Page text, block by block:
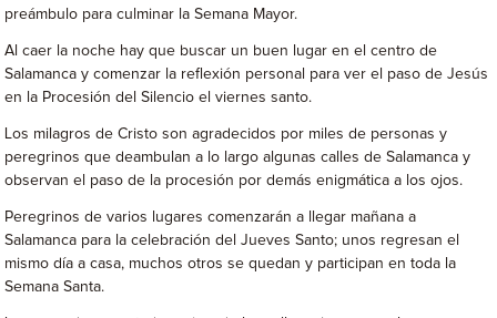
preámbulo para culminar la Semana Mayor.
Al caer la noche hay que buscar un buen lugar en el centro de
Salamanca y comenzar la reflexión personal para ver el paso de Jesús
en la Procesión del Silencio el viernes santo.
Los milagros de Cristo son agradecidos por miles de personas y
peregrinos que deambulan a lo largo algunas calles de Salamanca y
observan el paso de la procesión por demás enigmática a los ojos.
Peregrinos de varios lugares comenzarán a llegar mañana a
Salamanca para la celebración del Jueves Santo; unos regresan el
mismo día a casa, muchos otros se quedan y participan en toda la
Semana Santa.